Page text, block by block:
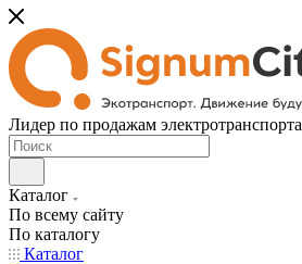
Лидер по продажам электротранспорта
Каталог
По всему сайту
По каталогу
Каталог